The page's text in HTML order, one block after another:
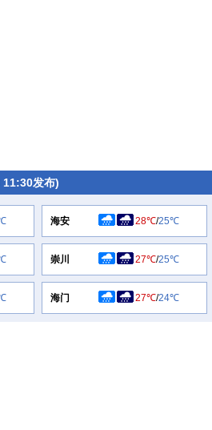
11:30发布)
海安 28℃/25℃
崇川 27℃/25℃
海门 27℃/24℃